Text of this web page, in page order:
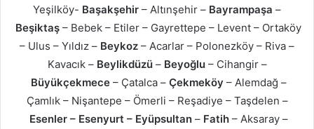
Yeşilköy- Başakşehir – Altınşehir – Bayrampaşa –
Beşiktaş – Bebek – Etiler – Gayrettepe – Levent – Ortaköy
– Ulus – Yıldız – Beykoz – Acarlar – Polonezköy – Riva –
Kavacık –Beylikdüzü– Beyoğlu– Cihangir –
Büyükçekmece– Çatalca –Çekmeköy – Alemdağ –
Çamlık – Nişantepe – Ömerli – Reşadiye – Taşdelen –
Esenler – Esenyurt – Eyüpsultan– Fatih– Aksaray –